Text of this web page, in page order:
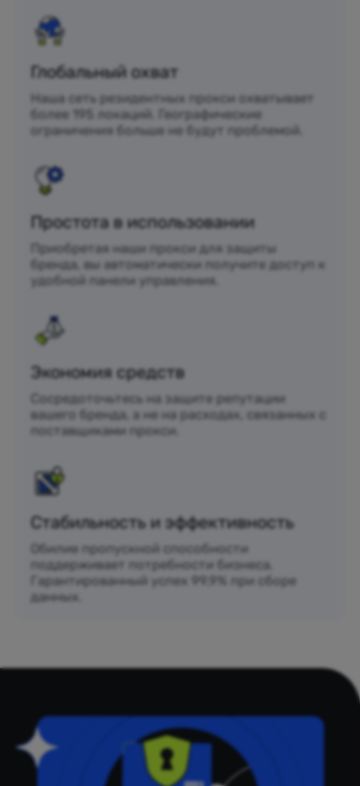
Глобальный охват
Наша сеть резидентных прокси охватывает
более 195 локаций. Географические
ограничения больше не будут проблемой.
Простота в использовании
Приобретая наши прокси для защиты
бренда, вы автоматически получите доступ к
удобной панели управления.
Экономия средств
Сосредоточьтесь на защите репутации
вашего бренда, а не на расходах, связанных с
поставщиками прокси.
Стабильность и эффективность
Обилие пропускной способности
поддерживает потребности бизнеса.
Гарантированный успех 99,9% при сборе
данных.